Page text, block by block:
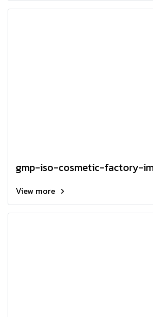
gmp-iso-cosmetic-factory-
View more